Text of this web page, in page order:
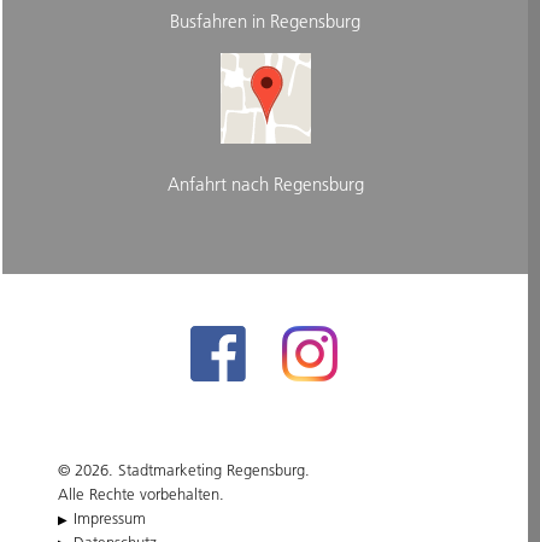
Busfahren in Regensburg
Anfahrt nach Regensburg
© 2026. Stadtmarketing Regensburg.
Alle Rechte vorbehalten.
Impressum